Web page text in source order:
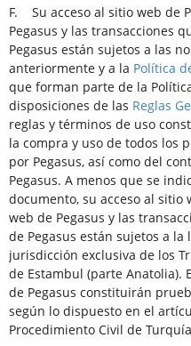
F. Su acceso al sitio web de
Pegasus y las transacciones
Pegasus están sujetos a las
anteriormente y a la Política
que forman parte de la
disposiciones de las Reglas
reglas y términos de uso
la compra y uso de todos los
por Pegasus, así como del
Pegasus. A menos que se
documento, su acceso al sitio
web de Pegasus y las
de Pegasus están sujetos a
jurisdicción exclusiva de los
de Estambul (parte Anatolia).
de Pegasus constituirán
según lo dispuesto en el
Procedimiento Civil de